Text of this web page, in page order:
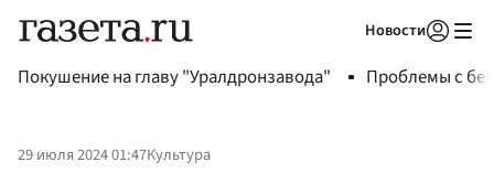
Новости
Покушение на главу "Уралдронзавода" Проблемы с
29 июля 2024 01:47Культура